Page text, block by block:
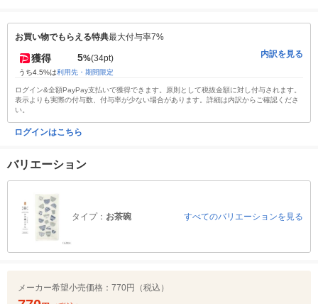
お買い物でもらえる特典最大付与率7%
獲得 5%(34pt)
うち4.5%は利用先・期間限定
内訳を見る
ログイン&全額PayPay支払いで獲得できます。原則として税抜金額に対し付与されます。
表示よりも実際の付与数、付与率が少ない場合があります。詳細は内訳からご確認くださ
い。
ログインはこちら
バリエーション
タイプ： お茶碗 すべてのバリエーションを見る
メーカー希望小売価格： 770円（税込）